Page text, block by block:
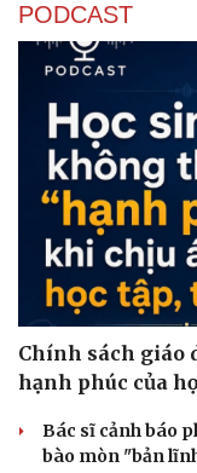
Sức khỏe
Dinh dưỡng - món
Cây thuốc
Sản phụ khoa
Nhi khoa
Nam khoa
Làm đẹp - giảm cân
Phòng mạch online
Ăn sạch sống khỏe
PODCAST
Chính sách giáo
hạnh phúc của
Bác sĩ cảnh báo
bào mòn "bản